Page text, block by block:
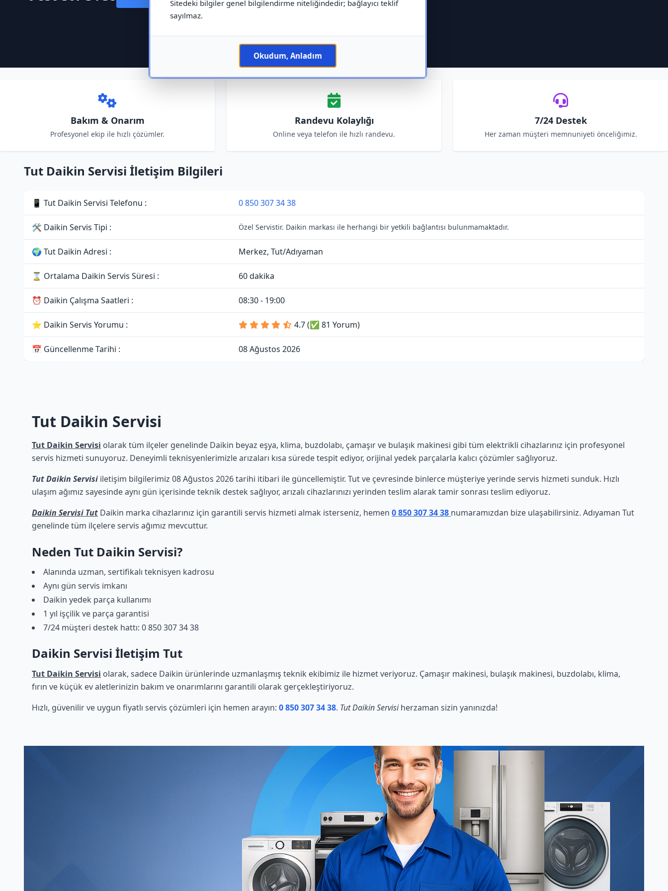
Sitedeki bilgiler genel bilgilendirme niteliğindedir; bağlayıcı teklif
sayılmaz.
Okudum, Anladım
Bakım & Onarım
Profesyonel ekip ile hızlı çözümler.
Randevu Kolaylığı
Online veya telefon ile hızlı randevu.
7/24 Destek
Her zaman müşteri memnuniyeti önceliğimiz.
Tut Daikin Servisi İletişim Bilgileri
📱 Tut Daikin Servisi Telefonu : 0 850 307 34 38
🛠 Daikin Servis Tipi : Özel Servistir. Daikin markası ile herhangi bir yetkili bağlantısı bulunmamaktadır.
🌍 Tut Daikin Adresi : Merkez, Tut/Adıyaman
⌛ Ortalama Daikin Servis Süresi : 60 dakika
⏰ Daikin Çalışma Saatleri : 08:30 - 19:00
⭐ Daikin Servis Yorumu : 4.7 (✅ 81 Yorum)
📅 Güncellenme Tarihi : 08 Ağustos 2026
Tut Daikin Servisi
Tut Daikin Servisi olarak tüm ilçeler genelinde Daikin beyaz eşya, klima, buzdolabı, çamaşır ve bulaşık makinesi gibi tüm elektrikli cihazlarınız için profesyonel
servis hizmeti sunuyoruz. Deneyimli teknisyenlerimizle arızaları kısa sürede tespit ediyor, orijinal yedek parçalarla kalıcı çözümler sağlıyoruz.
Tut Daikin Servisi iletişim bilgilerimiz 08 Ağustos 2026 tarihi itibari ile güncellemiştir. Tut ve çevresinde binlerce müşteriye yerinde servis hizmeti sunduk. Hızlı
ulaşım ağımız sayesinde aynı gün içerisinde teknik destek sağlıyor, arızalı cihazlarınızı yerinden teslim alarak tamir sonrası teslim ediyoruz.
Daikin Servisi Tut Daikin marka cihazlarınız için garantili servis hizmeti almak isterseniz, hemen 0 850 307 34 38 numaramızdan bize ulaşabilirsiniz. Adıyaman Tut
genelinde tüm ilçelere servis ağımız mevcuttur.
Neden Tut Daikin Servisi?
Alanında uzman, sertifikalı teknisyen kadrosu
Aynı gün servis imkanı
Daikin yedek parça kullanımı
1 yıl işçilik ve parça garantisi
7/24 müşteri destek hattı: 0 850 307 34 38
Daikin Servisi İletişim Tut
Tut Daikin Servisi olarak, sadece Daikin ürünlerinde uzmanlaşmış teknik ekibimiz ile hizmet veriyoruz. Çamaşır makinesi, bulaşık makinesi, buzdolabı, klima,
fırın ve küçük ev aletlerinizin bakım ve onarımlarını garantili olarak gerçekleştiriyoruz.
Hızlı, güvenilir ve uygun fiyatlı servis çözümleri için hemen arayın: 0 850 307 34 38. Tut Daikin Servisiherzaman sizin yanınızda!